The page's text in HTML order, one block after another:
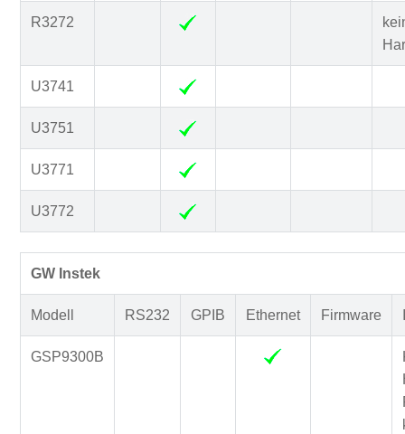
R3272
U3741
U3751
U3771
U3772
GW Instek
Modell RS232 GPIB Ethernet Firmware
GSP9300B